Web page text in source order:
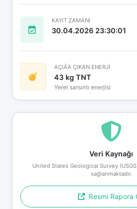
KAYIT ZAMANI
30.04.2026 23:30:01
AÇIÄA ÇIKAN ENERJİ
43 kg TNT
Yerel sarsıntı enerjisi
Veri Kaynağı
United States Geological Survey
sağlanmaktadır.
Resmi Rapora